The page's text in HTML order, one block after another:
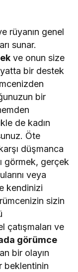
rüyanın genel
sunar.
ve onun size
bir destek
bir
de kadın
Öte
düşmanca
görmek, gerçek
veya
kendinizi
sizin
çatışmaları ve
görümce
bir olayın
beklentinin